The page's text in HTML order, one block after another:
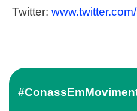
Twitter: